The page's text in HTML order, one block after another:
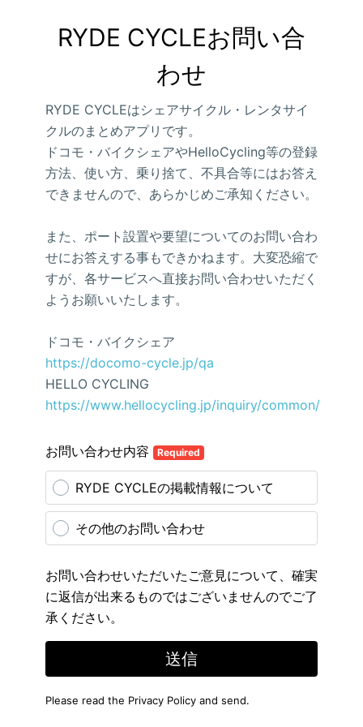
RYDE CYCLEお問い合
わせ
RYDE CYCLEはシェアサイクル・レンタサイ
クルのまとめアプリです。
ドコモ・バイクシェアやHelloCycling等の登録
方法、使い方、乗り捨て、不具合等にはお答え
できませんので、あらかじめご承知ください。
また、ポート設置や要望についてのお問い合わ
せにお答えする事もできかねます。大変恐縮で
すが、各サービスへ直接お問い合わせいただく
ようお願いいたします。
ドコモ・バイクシェア
https://docomo-cycle.jp/qa
HELLO CYCLING
https://www.hellocycling.jp/inquiry/common/
お問い合わせ内容 Required
RYDE CYCLEの掲載情報について
その他のお問い合わせ
お問い合わせいただいたご意見について、確実
に返信が出来るものではございませんのでご了
承ください。
送信
Please read the Privacy Policy and send.